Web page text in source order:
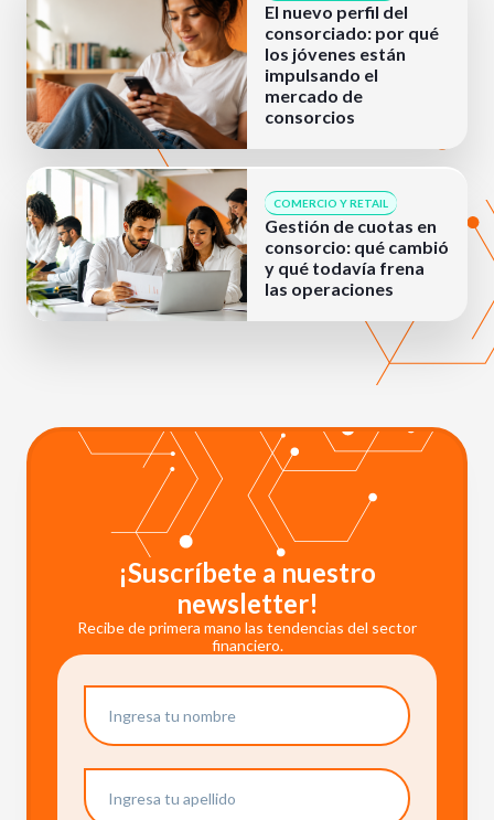
El nuevo perfil del
consorciado: por qué
los jóvenes están
impulsando el
mercado de
consorcios
COMERCIO Y RETAIL
Gestión de cuotas en
consorcio: qué cambió
y qué todavía frena
las operaciones
¡Suscríbete a nuestro
newsletter!
Recibe de primera mano las tendencias del sector
financiero.